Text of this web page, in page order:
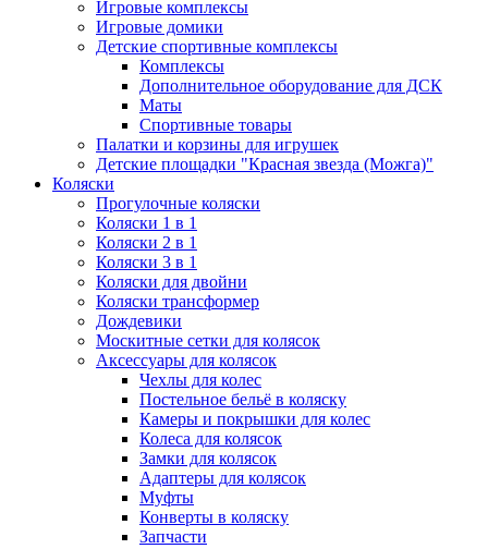
Игровые комплексы
Игровые домики
Детские спортивные комплексы
Комплексы
Дополнительное оборудование для ДСК
Маты
Спортивные товары
Палатки и корзины для игрушек
Детские площадки "Красная звезда (Можга)"
Коляски
Прогулочные коляски
Коляски 1 в 1
Коляски 2 в 1
Коляски 3 в 1
Коляски для двойни
Коляски трансформер
Дождевики
Москитные сетки для колясок
Аксессуары для колясок
Чехлы для колес
Постельное бельё в коляску
Камеры и покрышки для колес
Колеса для колясок
Замки для колясок
Адаптеры для колясок
Муфты
Конверты в коляску
Запчасти